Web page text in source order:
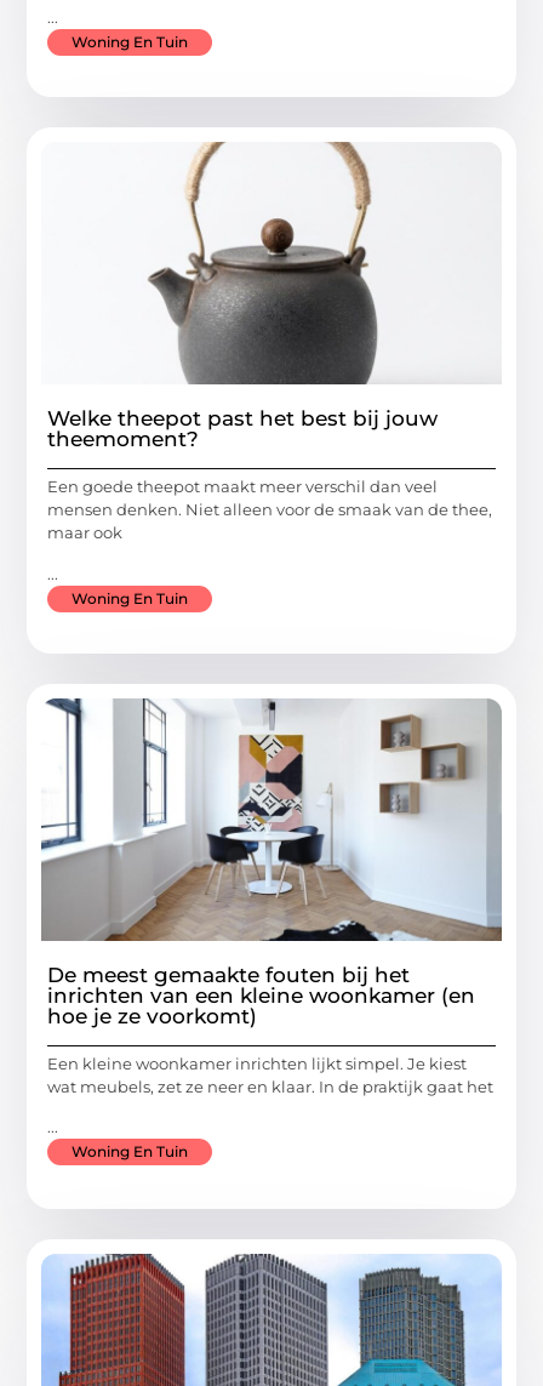
...
Woning En Tuin
Welke theepot past het best bij jouw
theemoment?
Een goede theepot maakt meer verschil dan veel
mensen denken. Niet alleen voor de smaak van de thee,
maar ook
...
Woning En Tuin
De meest gemaakte fouten bij het
inrichten van een kleine woonkamer (en
hoe je ze voorkomt)
Een kleine woonkamer inrichten lijkt simpel. Je kiest
wat meubels, zet ze neer en klaar. In de praktijk gaat het
...
Woning En Tuin